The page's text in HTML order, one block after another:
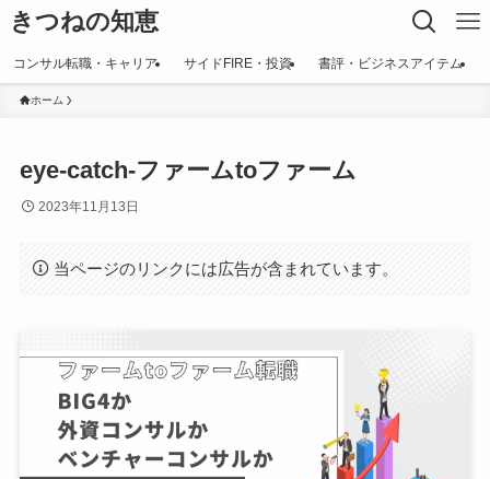
きつねの知恵
コンサル転職・キャリア サイドFIRE・投資 書評・ビジネスアイテム
ホーム
eye-catch-ファームtoファーム
2023年11月13日
当ページのリンクには広告が含まれています。